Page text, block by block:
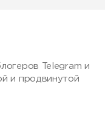
прямом эфире
Стива
о
в
Telegram и
и продвинутой